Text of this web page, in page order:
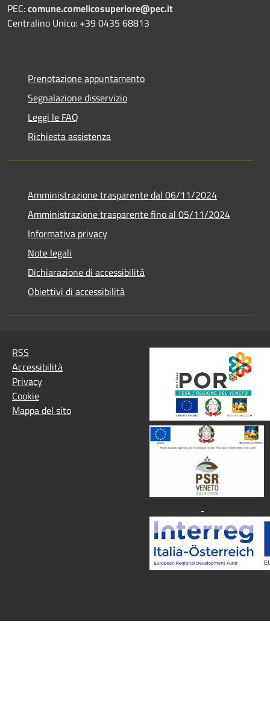
PEC:comune.comelicosuperiore@pec.it
Centralino Unico: +39 0435 68813
Prenotazione appuntamento
Segnalazione disservizio
Leggi le FAQ
Richiesta assistenza
Amministrazione trasparente dal 06/11/2024
Amministrazione trasparente fino al 05/11/2024
Informativa privacy
Note legali
Dichiarazione di accessibilità
Obiettivi di accessibilità
RSS
Accessibilità
Privacy
Cookie
Mappa del sito